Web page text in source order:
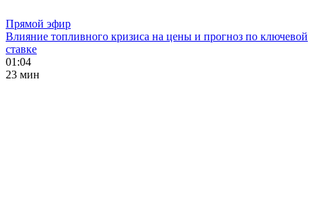
Прямой эфир
Влияние топливного кризиса на цены и прогноз по ключевой
ставке
01:04
23 мин